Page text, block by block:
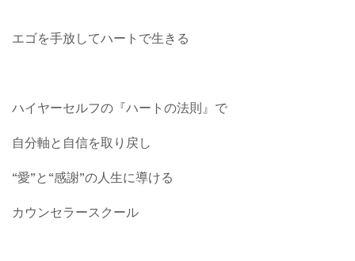
エゴを手放してハートで生きる
ハイヤーセルフの『ハートの法則』で
自分軸と自信を取り戻し
“愛”と“感謝”の人生に導ける
カウンセラースクール